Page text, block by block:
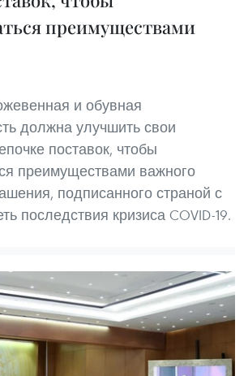
преимуществами
и обувная
должна улучшить свои
поставок, чтобы
преимуществами важного
подписанного страной с
последствия кризиса COVID-19.